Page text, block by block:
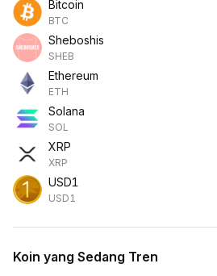
Bitcoin
BTC
Sheboshis
SHEB
Ethereum
ETH
Solana
SOL
XRP
XRP
USD1
USD1
Koin yang Sedang Tren